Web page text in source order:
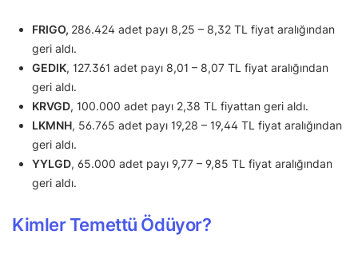
FRIGO, 286.424 adet payı 8,25 – 8,32 TL fiyat aralığından
geri aldı.
GEDIK, 127.361 adet payı 8,01 – 8,07 TL fiyat aralığından
geri aldı.
KRVGD, 100.000 adet payı 2,38 TL fiyattan geri aldı.
LKMNH, 56.765 adet payı 19,28 – 19,44 TL fiyat aralığından
geri aldı.
YYLGD, 65.000 adet payı 9,77 – 9,85 TL fiyat aralığından
geri aldı.
Kimler Temettü Ödüyor?